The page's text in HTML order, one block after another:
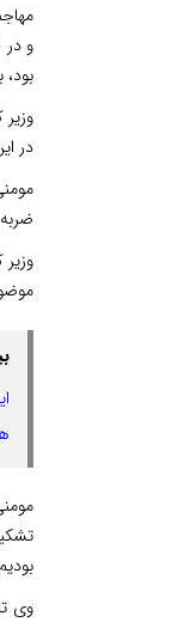
بود، بعد
در
وی